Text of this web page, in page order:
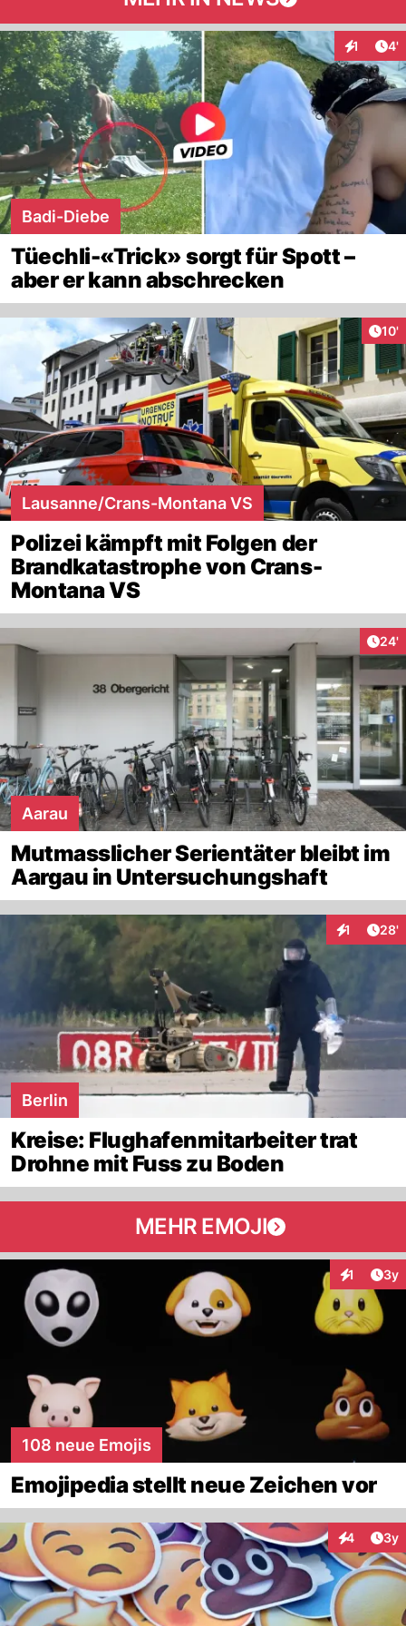
1 4'
Badi-Diebe
Tüechli-«Trick» sorgt für Spott –
aber er kann abschrecken
10'
Lausanne/Crans-Montana VS
Polizei kämpft mit Folgen der
Brandkatastrophe von Crans-
Montana VS
24'
Aarau
Mutmasslicher Serientäter bleibt im
Aargau in Untersuchungshaft
1 28'
Berlin
Kreise: Flughafenmitarbeiter trat
Drohne mit Fuss zu Boden
MEHR EMOJI
1 3y
108 neue Emojis
Emojipedia stellt neue Zeichen vor
4 3y